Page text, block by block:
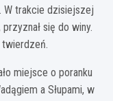
W trakcie dzisiejszej
się do winy.
miejsce o poranku
a Słupami, w